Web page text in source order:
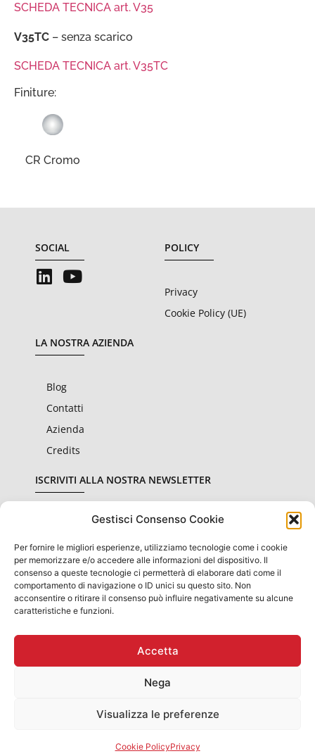
Gestisci Consenso Cookie
Per fornire le migliori esperienze, utilizziamo tecnologie come i cookie
per memorizzare e/o accedere alle informazioni del dispositivo. Il
consenso a queste tecnologie ci permetterà di elaborare dati come il
comportamento di navigazione o ID unici su questo sito. Non
acconsentire o ritirare il consenso può influire negativamente su alcune
caratteristiche e funzioni.
Accetta
Nega
Visualizza le preferenze
Cookie PolicyPrivacy
SCHEDA TECNICA art. V35
V35TC – senza scarico
SCHEDA TECNICA art. V35TC
Finiture:
CR Cromo
SOCIAL POLICY
Privacy
Cookie Policy (UE)
LA NOSTRA AZIENDA
Blog
Contatti
Azienda
Credits
ISCRIVITI ALLA NOSTRA NEWSLETTER
Dichiaro di aver letto e accettato le condizioni sullaprivacy
Invia
OBBLIGHI INFORMATIVI PER LE EROGAZIONI PUBBLICHE: GLI
AIUTI DI STATO E GLI AIUTI "DE MINIMIS" RICEVUTI
SONO CONTENUTI NEL REGISTRO NAZIONALE DEGLI AIUTI DI
CUI ALL'ART.52 DL. N. 234 DEL 2012
Partita IVA: IT01429130030 - T. +39 0322 97423